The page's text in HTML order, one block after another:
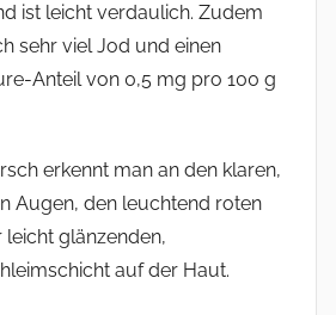
ist leicht verdaulich. Zudem
sehr viel Jod und einen
Anteil von 0,5 mg pro 100 g
erkennt man an den klaren,
Augen, den leuchtend roten
leicht glänzenden,
auf der Haut.